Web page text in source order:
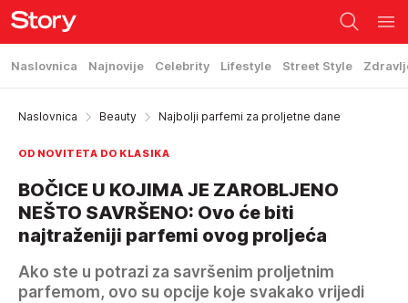
Naslovnica Najnovije Celebrity Lifestyle Street Style
Naslovnica Beauty Najbolji parfemi za proljetne dane
OD NOVITETA DO KLASIKA
BOČICE U KOJIMA JE ZAROBLJENO
NEŠTO SAVRŠENO: Ovo će biti
najtraženiji parfemi ovog proljeća
Ako ste u potrazi za savršenim proljetnim
parfemom, ovo su opcije koje svakako vrijedi